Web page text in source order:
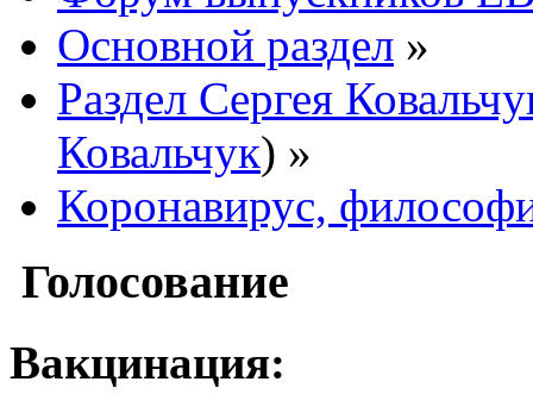
Основной раздел »
Раздел Сергея
Ковальчук) »
Коронавирус,
Голосование
Вакцинация: